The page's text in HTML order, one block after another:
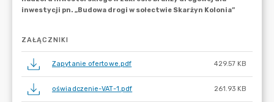
ZAŁĄCZNIKI
Zapytanie ofertowe.pdf 429.57 KB
oświadczenie-VAT-1.pdf 261.93 KB